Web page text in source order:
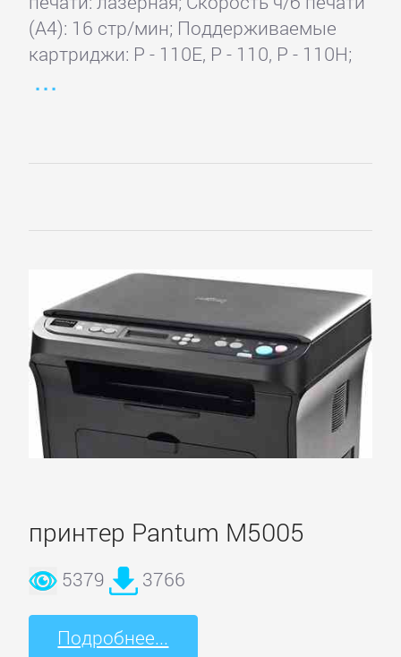
(А4): 16 стр/мин; Поддерживаемые
картриджи: P - 110E, P - 110, P - 110H;
принтер Pantum M5005
5379 3766
Подробнее...